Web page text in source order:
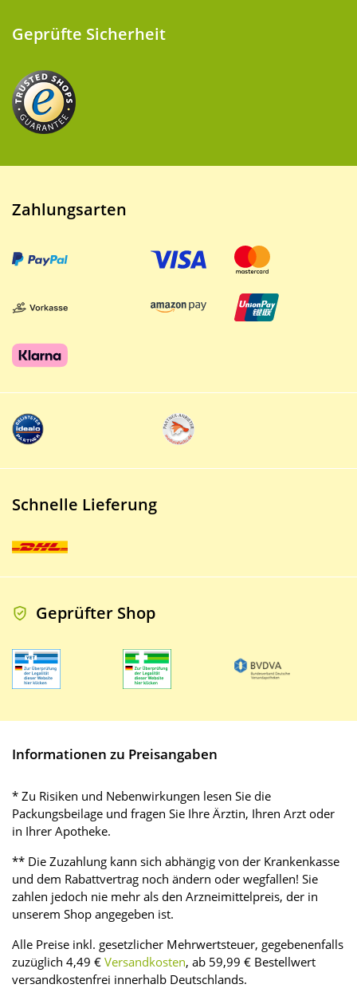
Geprüfte Sicherheit
Zahlungsarten
Schnelle Lieferung
Geprüfter Shop
Informationen zu Preisangaben
* Zu Risiken und Nebenwirkungen lesen Sie die
Packungsbeilage und fragen Sie Ihre Ärztin, Ihren Arzt oder
in Ihrer Apotheke.
** Die Zuzahlung kann sich abhängig von der Krankenkasse
und dem Rabattvertrag noch ändern oder wegfallen! Sie
zahlen jedoch nie mehr als den Arzneimittelpreis, der in
unserem Shop angegeben ist.
Alle Preise inkl. gesetzlicher Mehrwertsteuer, gegebenenfalls
zuzüglich 4,49 € Versandkosten, ab 59,99 € Bestellwert
versandkostenfrei innerhalb Deutschlands.